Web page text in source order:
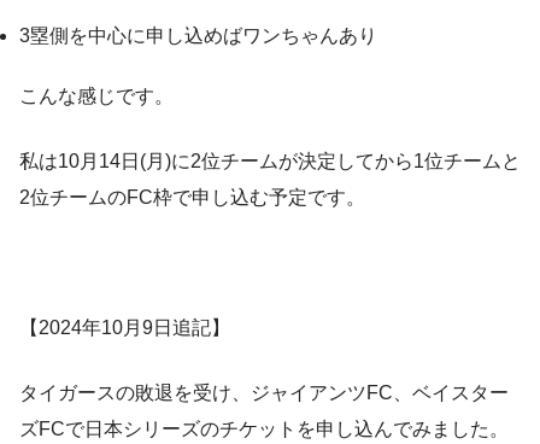
3塁側を中心に申し込めばワンちゃんあり
こんな感じです。
私は10月14日(月)に2位チームが決定してから1位チームと
2位チームのFC枠で申し込む予定です。
【2024年10月9日追記】
タイガースの敗退を受け、ジャイアンツFC、ベイスター
ズFCで日本シリーズのチケットを申し込んでみました。